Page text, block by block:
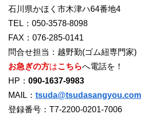
石川県かほく市木津ハ64番地4
TEL：050-3578-8098
FAX：076-285-0141
問合せ担当：越野勤(ゴム紐専門家)
お急ぎの方はこちらへ電話を！
HP： 090-1637-9983
MAIL： tsuda@tsudasangyou.com
登録番号：T7-2200-0201-7006